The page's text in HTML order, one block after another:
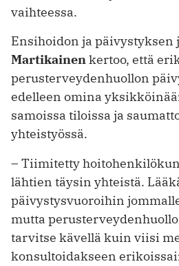
vaihteessa.
Ensihoidon ja päivystyksen
Martikainenkertoo, että
perusterveydenhuollon
edelleen omina
samoissa tiloissa ja
yhteistyössä.
– Tiimitetty
lähtien täysin yhteistä.
päivystysvuoroihin
mutta
tarvitse kävellä kuin viisi
konsultoidakseen